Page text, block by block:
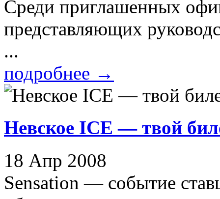
Среди приглашенных
представляющих
...
подробнее →
Невское ICE — твой
18 Апр 2008
Sensation — событие